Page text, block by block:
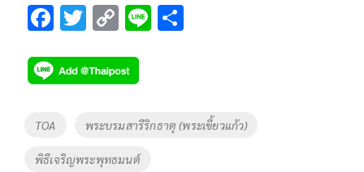
F
e
b
o
o
T
tt
er
C
p
y
Li
Li
Tags
TOA พระบรมสารีริกธาตุ (พระเขี้ยวแก้ว)
พิธีเจริญพระพุทธมนต์